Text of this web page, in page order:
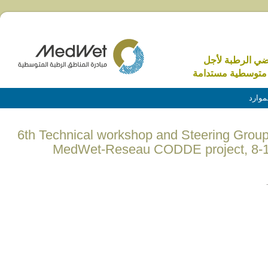
الرطبة لأجل
مستدامة
(English) 6th Technical workshop and Steering
MedWet-Reseau CODDE project,
.